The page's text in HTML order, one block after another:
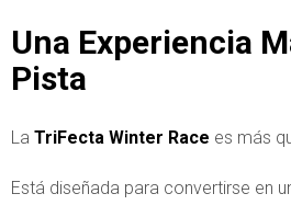
Una Experiencia
Pista
La TriFecta Winter Race es más
Está diseñada para convertirse en